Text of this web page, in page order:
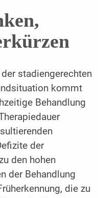
stadiengerechten
kommt
Behandlung
der
den hohen
der Behandlung
die zu